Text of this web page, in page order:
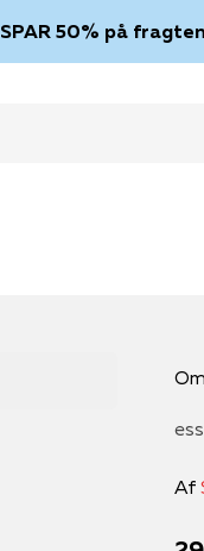
SPAR 50% på
Af